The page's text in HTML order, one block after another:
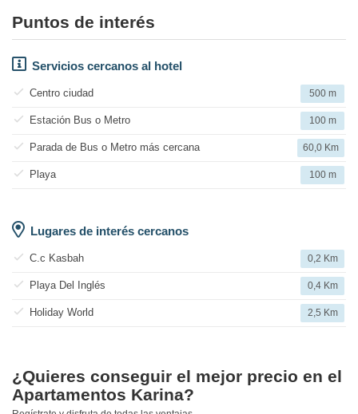
Puntos de interés
Servicios cercanos al hotel
Centro ciudad 500 m
Estación Bus o Metro 100 m
Parada de Bus o Metro más cercana 60,0 Km
Playa 100 m
Lugares de interés cercanos
C.c Kasbah 0,2 Km
Playa Del Inglés 0,4 Km
Holiday World 2,5 Km
¿Quieres conseguir el mejor precio en el
Apartamentos Karina?